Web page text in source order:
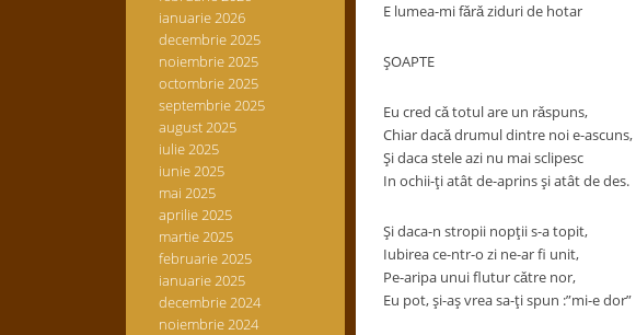
ianuarie 2026
decembrie 2025
noiembrie 2025
octombrie 2025
septembrie 2025
august 2025
iulie 2025
iunie 2025
mai 2025
aprilie 2025
martie 2025
februarie 2025
ianuarie 2025
decembrie 2024
noiembrie 2024
E lumea-mi fǎrǎ ziduri de hotar
ŞOAPTE
Eu cred cǎ totul are un rǎspuns,
Chiar dacǎ drumul dintre noi e-ascuns,
Şi daca stele azi nu mai sclipesc
In ochii-ţi atât de-aprins şi atât de des.
Şi daca-n stropii nopţii s-a topit,
Iubirea ce-ntr-o zi ne-ar fi unit,
Pe-aripa unui flutur cǎtre nor,
Eu pot, şi-aş vrea sa-ţi spun :”mi-e dor”